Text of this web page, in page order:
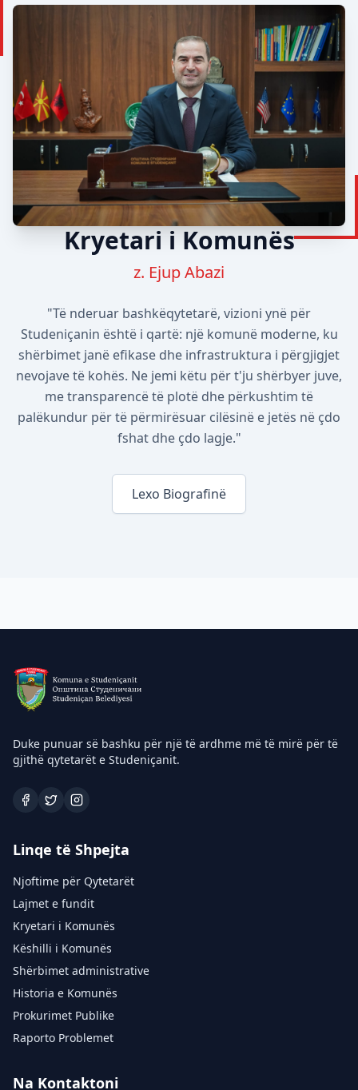
Kryetari i Komunës
z. Ejup Abazi
"Të nderuar bashkëqytetarë, vizioni ynë për
Studeniçanin është i qartë: një komunë moderne, ku
shërbimet janë efikase dhe infrastruktura i përgjigjet
nevojave të kohës. Ne jemi këtu për t'ju shërbyer juve,
me transparencë të plotë dhe përkushtim të
palëkundur për të përmirësuar cilësinë e jetës në çdo
fshat dhe çdo lagje."
Lexo Biografinë
Duke punuar së bashku për një të ardhme më të mirë për të
gjithë qytetarët e Studeniçanit.
Linqe të Shpejta
Njoftime për Qytetarët
Lajmet e fundit
Kryetari i Komunës
Këshilli i Komunës
Shërbimet administrative
Historia e Komunës
Prokurimet Publike
Raporto Problemet
Na Kontaktoni